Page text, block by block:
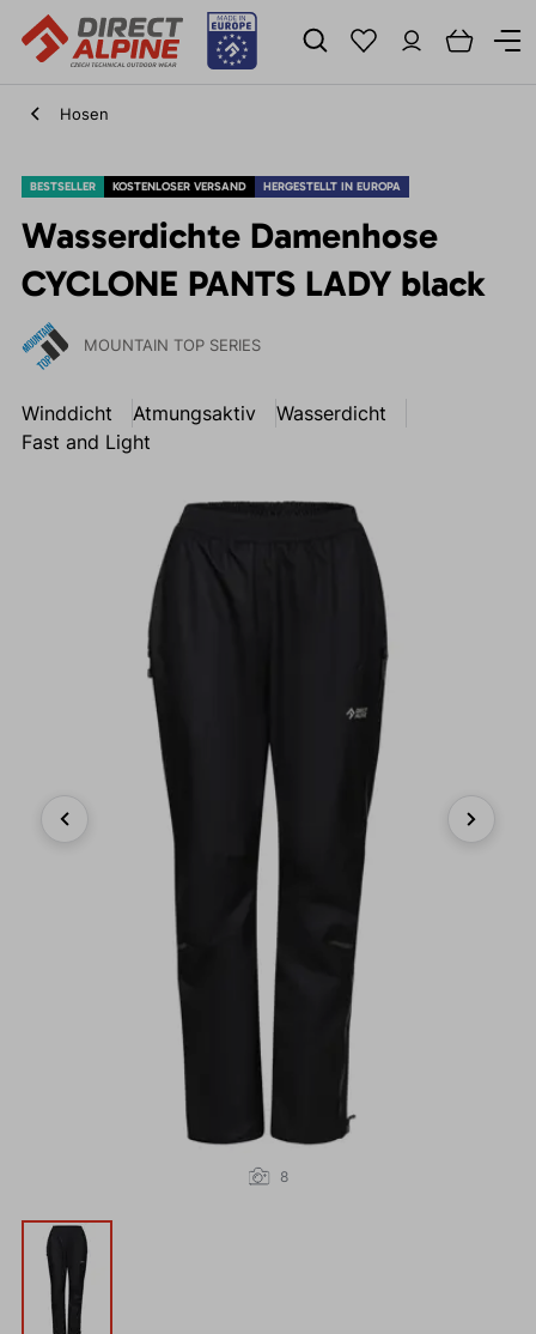
Hosen
BESTSELLER KOSTENLOSER VERSAND HERGESTELLT IN EUROPA
Wasserdichte Damenhose
CYCLONE PANTS LADY black
MOUNTAIN TOP SERIES
Winddicht Atmungsaktiv
Wasserdicht
Fast and Light
8